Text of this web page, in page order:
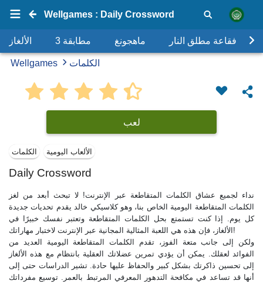
Wellgames : Daily Crossword
الألغاز مطابقة 3 ماهجونغ فقاعة مطلق النار
Wellgames الكلمات
لعب
الكلمات الألعاب اليومية
Daily Crossword
نداء لجميع عشاق الكلمات المتقاطعة عبر الإنترنت! لا تبحث أبعد من لغز
الكلمات المتقاطعة اليومية الخاص بنا، وهو كلاسيكي خالد يقدم تحديات جديدة
كل يوم. إذا كنت تستمتع بحل الكلمات المتقاطعة وتعتبر نفسك خبيرًا في
الألغاز، فإن هذه هي اللعبة المثالية المجانية عبر الإنترنت لاختبار مهاراتك!
ولكن إلى جانب متعة الفوز، تقدم الكلمات المتقاطعة اليومية العديد من
الفوائد لعقلك. يمكن أن يؤدي تمرين عضلاتك العقلية بانتظام مع هذه الألغاز
إلى تحسين ذاكرتك بشكل كبير والحفاظ عليها حادة. تشير الدراسات حتى إلى
أنها قد تساعد في مكافحة التدهور المعرفي المرتبط بالعمر. توسيع مفرداتك